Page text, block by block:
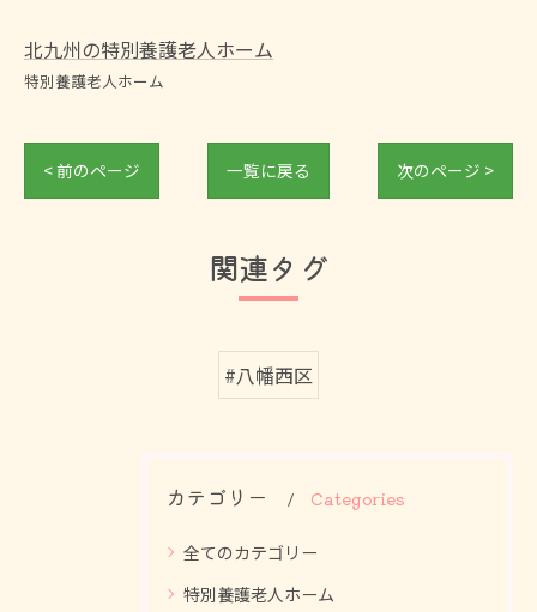
北九州の特別養護老人ホーム
特別養護老人ホーム
< 前のページ 一覧に戻る 次のページ >
関連タグ
#八幡西区
カテゴリー Categories
全てのカテゴリー
特別養護老人ホーム